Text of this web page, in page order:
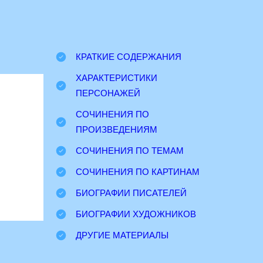
КРАТКИЕ СОДЕРЖАНИЯ
ХАРАКТЕРИСТИКИ
ПЕРСОНАЖЕЙ
СОЧИНЕНИЯ ПО
ПРОИЗВЕДЕНИЯМ
СОЧИНЕНИЯ ПО ТЕМАМ
СОЧИНЕНИЯ ПО КАРТИНАМ
БИОГРАФИИ ПИСАТЕЛЕЙ
БИОГРАФИИ ХУДОЖНИКОВ
ДРУГИЕ МАТЕРИАЛЫ